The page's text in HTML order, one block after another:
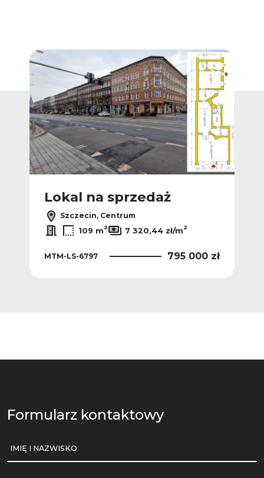
Dodaj do ulubionych Dodaj do
Lokal na sprzedaż
Szczecin, Centrum
109 m2 7 320,44 zł/m2
MTM-LS-6797 795 000 zł
Formularz kontaktowy
IMIĘ I NAZWISKO